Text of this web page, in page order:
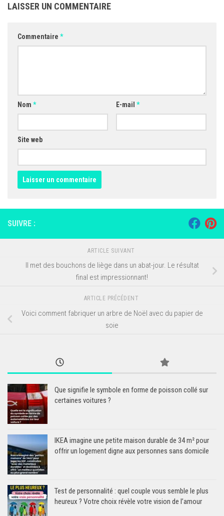
LAISSER UN COMMENTAIRE
Commentaire *
Nom * E-mail *
Site web
SUIVRE :
ARTICLE SUIVANT
Il met des bouchons de liège dans un abat-jour. Le résultat
final est impressionnant!
ARTICLE PRÉCÉDENT
Voici comment fabriquer un arbre de Noël avec du papier de
soie
Que signifie le symbole en forme de poisson collé sur
certaines voitures ?
IKEA imagine une petite maison durable de 34 m² pour
offrir un logement digne aux personnes sans domicile
Test de personnalité : quel couple vous semble le plus
heureux ? Votre choix révèle votre vision de l’amour